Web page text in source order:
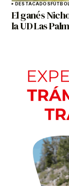
DESTACADOS
El ganés
la UD Las